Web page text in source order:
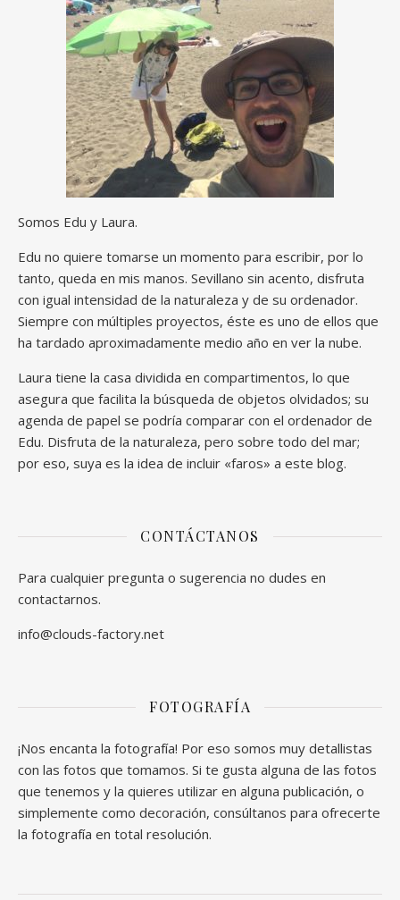
Somos Edu y Laura.
Edu no quiere tomarse un momento para escribir, por lo
tanto, queda en mis manos. Sevillano sin acento, disfruta
con igual intensidad de la naturaleza y de su ordenador.
Siempre con múltiples proyectos, éste es uno de ellos que
ha tardado aproximadamente medio año en ver la nube.
Laura tiene la casa dividida en compartimentos, lo que
asegura que facilita la búsqueda de objetos olvidados; su
agenda de papel se podría comparar con el ordenador de
Edu. Disfruta de la naturaleza, pero sobre todo del mar;
por eso, suya es la idea de incluir «faros» a este blog.
CONTÁCTANOS
Para cualquier pregunta o sugerencia no dudes en
contactarnos.
info@clouds-factory.net
FOTOGRAFÍA
¡Nos encanta la fotografía! Por eso somos muy detallistas
con las fotos que tomamos. Si te gusta alguna de las fotos
que tenemos y la quieres utilizar en alguna publicación, o
simplemente como decoración, consúltanos para ofrecerte
la fotografía en total resolución.